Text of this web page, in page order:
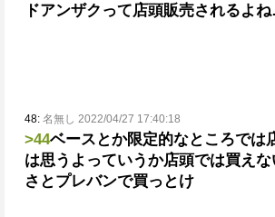
ドアンザクって店頭販売されるよ
48: 名無し 2022/04/27 17:40:18
>44ベースとか限定的なところでは
は思うよ っていうか店頭では買え
さとプレバンで買っとけ